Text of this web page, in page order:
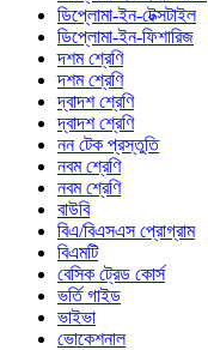
ডিপ্লোমা-ইন-টেক্সটাইল
ডিপ্লোমা-ইন-ফিশারিজ
দশম শ্রেণি
দশম শ্রেণি
দ্বাদশ শ্রেণি
দ্বাদশ শ্রেণি
নন টেক প্রস্তুতি
নবম শ্রেণি
নবম শ্রেণি
বাউবি
বিএ/বিএসএস প্রোগ্রাম
বিএমটি
বেসিক ট্রেড কোর্স
ভর্তি গাইড
ভাইভা
ভোকেশনাল